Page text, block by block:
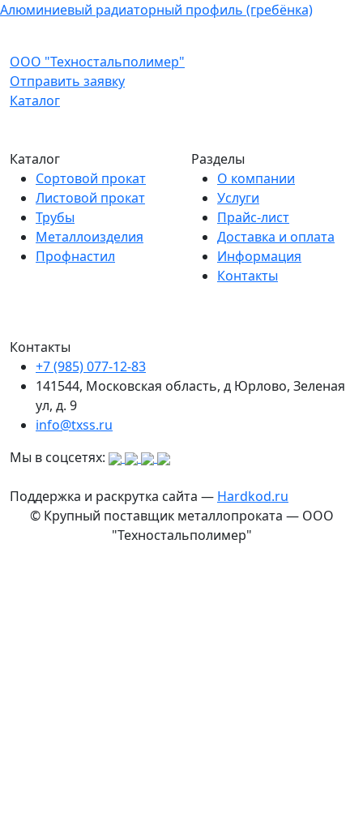
Алюминиевый радиаторный профиль (гребёнка)
ООО "Техностальполимер"
Отправить заявку
Каталог
Каталог
Сортовой прокат
Листовой прокат
Трубы
Металлоизделия
Профнастил
Разделы
О компании
Услуги
Прайс-лист
Доставка и оплата
Информация
Контакты
Контакты
+7 (985) 077-12-83
141544, Московская область, д Юрлово, Зеленая
ул, д. 9
info@txss.ru
Мы в соцсетях:
Поддержка и раскрутка сайта — Hardkod.ru
© Крупный поставщик металлопроката — ООО
"Техностальполимер"